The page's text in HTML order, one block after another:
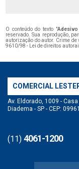
O conteúdo do texto "
reservado. Sua reprodução,
autorização do autor. Crime
9610/98 - Lei de direitos
COMERCIAL
Av. Eldorado, 1009 -
Diadema - SP - CEP:
(11) 4061-1200